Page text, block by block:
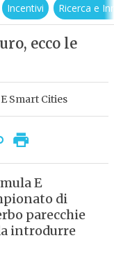
Incentivi Ricerca e
ecco le
Smart Cities
E
di
parecchie
introdurre